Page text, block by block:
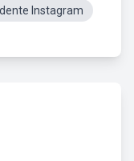
Instagram